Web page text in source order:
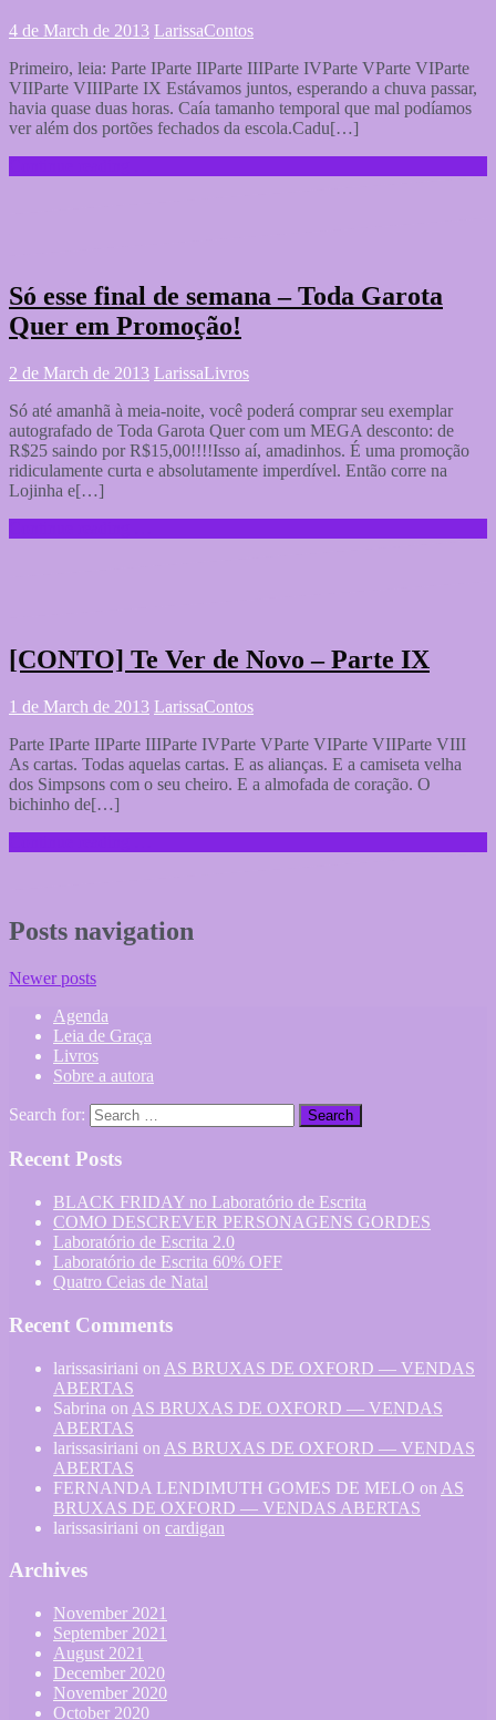
4 de March de 2013 LarissaContos
Primeiro, leia: Parte IParte IIParte IIIParte IVParte VParte VIParte
VIIParte VIIIParte IX Estávamos juntos, esperando a chuva passar,
havia quase duas horas. Caía tamanho temporal que mal podíamos
ver além dos portões fechados da escola.Cadu[…]
Só esse final de semana – Toda Garota
Quer em Promoção!
2 de March de 2013 LarissaLivros
Só até amanhã à meia-noite, você poderá comprar seu exemplar
autografado de Toda Garota Quer com um MEGA desconto: de
R$25 saindo por R$15,00!!!!Isso aí, amadinhos. É uma promoção
ridiculamente curta e absolutamente imperdível. Então corre na
Lojinha e[…]
[CONTO] Te Ver de Novo – Parte IX
1 de March de 2013 LarissaContos
Parte IParte IIParte IIIParte IVParte VParte VIParte VIIParte VIII
As cartas. Todas aquelas cartas. E as alianças. E a camiseta velha
dos Simpsons com o seu cheiro. E a almofada de coração. O
bichinho de[…]
Posts navigation
Newer posts
Agenda
Leia de Graça
Livros
Sobre a autora
Search for:
Recent Posts
BLACK FRIDAY no Laboratório de Escrita
COMO DESCREVER PERSONAGENS GORDES
Laboratório de Escrita 2.0
Laboratório de Escrita 60% OFF
Quatro Ceias de Natal
Recent Comments
larissasiriani on AS BRUXAS DE OXFORD — VENDAS
ABERTAS
Sabrina on AS BRUXAS DE OXFORD — VENDAS
ABERTAS
larissasiriani on AS BRUXAS DE OXFORD — VENDAS
ABERTAS
FERNANDA LENDIMUTH GOMES DE MELO on AS
BRUXAS DE OXFORD — VENDAS ABERTAS
larissasiriani on cardigan
Archives
November 2021
September 2021
August 2021
December 2020
November 2020
October 2020